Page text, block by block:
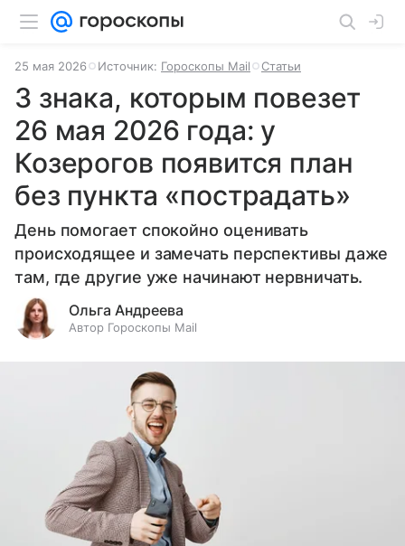
25 мая 2026 Источник: Гороскопы Mail Статьи
3 знака, которым повезет
26 мая 2026 года: у
Козерогов появится план
без пункта «пострадать»
День помогает спокойно оценивать
происходящее и замечать перспективы даже
там, где другие уже начинают нервничать.
Ольга Андреева
Автор Гороскопы Mail